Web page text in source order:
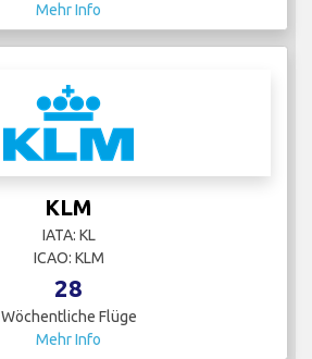
Mehr Info
KLM
IATA: KL
ICAO: KLM
28
Wöchentliche Flüge
Mehr Info